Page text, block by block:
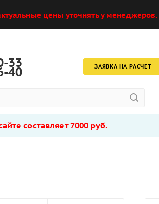
цены уточнять у
ЗАЯВКА НА РАСЧЕТ
33
40
составляет 7000 руб.